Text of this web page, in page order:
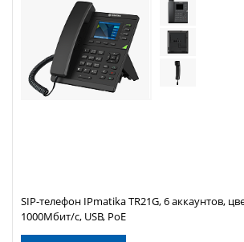
SIP-телефон IPmatika TR21G, 6 аккаунтов,
1000Мбит/с, USB, PoE